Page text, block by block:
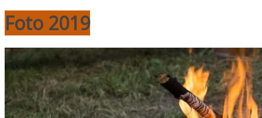
Foto 2019